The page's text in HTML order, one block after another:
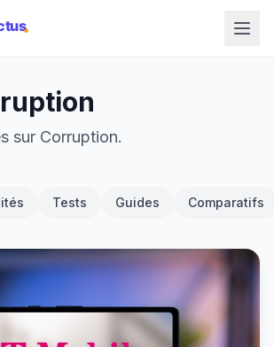
sur Corruption.
Tests Guides Comparatifs